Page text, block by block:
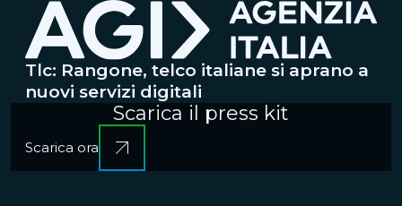
Tlc: Rangone, telco italiane si aprano a
nuovi servizi digitali
Scarica il press kit
Scarica ora